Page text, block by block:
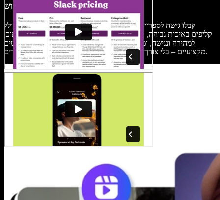
ספריית מדיה חינמית לשימוש
קבלו גישה לספריית מדיה ענקית מלאה בתוכן לשימוש חופשי, כולל
קליפים באיכות גבוהה, תמונות ומוזיקה. מאפיין זה הופך את יצירת התוכן
למהירה ונגישה, ומעשיר את סרטוני ההול אופנה שלכם באלמנטים
מקצועיים – בלי צורך במשאבים חיצוניים או התעסקות בזכויות יוצרים.